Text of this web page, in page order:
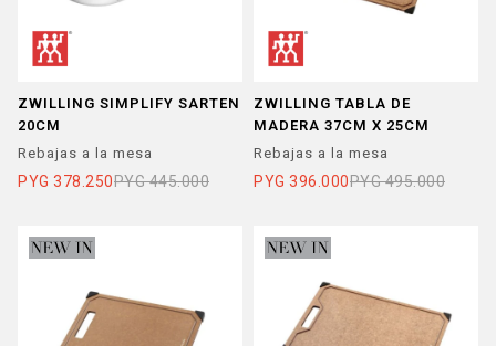
ZWILLING SIMPLIFY SARTEN
20CM
Rebajas a la mesa
PYG 378.250PYG 445.000
ZWILLING TABLA DE
MADERA 37CM X 25CM
Rebajas a la mesa
PYG 396.000PYG 495.000